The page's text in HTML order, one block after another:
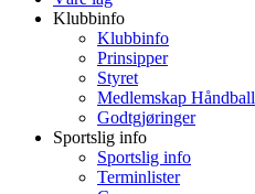
Klubbinfo
Klubbinfo
Prinsipper
Styret
Medlemskap Håndball
Godtgjøringer
Sportslig info
Sportslig info
Terminlister